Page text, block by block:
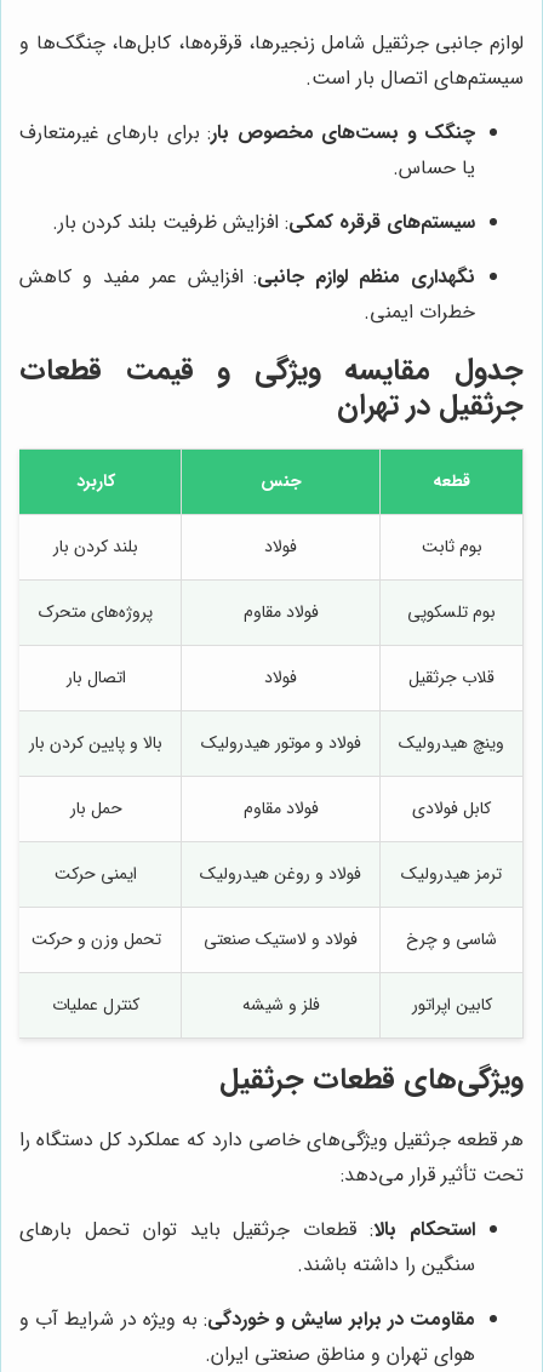
لوازم جانبی جرثقیل شامل زنجیرها، قرقره‌ها، کابل‌ها، چنگک‌ها و
سیستم‌های اتصال بار است.
چنگک و بست‌های مخصوص بار: برای بارهای غیرمتعارف
یا حساس.
سیستم‌های قرقره کمکی: افزایش ظرفیت بلند کردن بار.
نگهداری منظم لوازم جانبی: افزایش عمر مفید و کاهش
خطرات ایمنی.
جدول مقایسه ویژگی و قیمت قطعات
جرثقیل در تهران
قطعه جنس کاربرد
بوم ثابت فولاد بلند کردن بار
بوم تلسکوپی فولاد مقاوم پروژه‌های متحرک
قلاب جرثقیل فولاد اتصال بار
وینچ هیدرولیک فولاد و موتور هیدرولیک بالا و پایین کردن بار
کابل فولادی فولاد مقاوم حمل بار
ترمز هیدرولیک فولاد و روغن هیدرولیک ایمنی حرکت
شاسی و چرخ فولاد و لاستیک صنعتی تحمل وزن و حرکت
کابین اپراتور فلز و شیشه کنترل عملیات
ویژگی‌های قطعات جرثقیل
هر قطعه جرثقیل ویژگی‌های خاصی دارد که عملکرد کل دستگاه را
تحت تأثیر قرار می‌دهد:
استحکام بالا: قطعات جرثقیل باید توان تحمل بارهای
سنگین را داشته باشند.
مقاومت در برابر سایش و خوردگی: به ویژه در شرایط آب و
هوای تهران و مناطق صنعتی ایران.